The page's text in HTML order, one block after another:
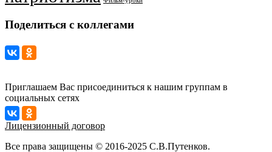
Поделиться с коллегами
Приглашаем Вас присоединиться к нашим группам в
социальных сетях
Лицензионный договор
Все права защищены © 2016-2025 С.В.Путенков.